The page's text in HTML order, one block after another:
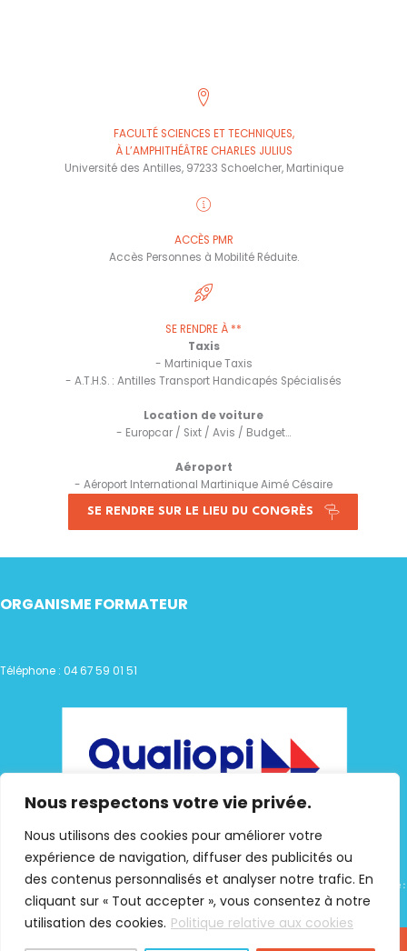
Nous respectons votre vie privée.
Nous utilisons des cookies pour améliorer votre
expérience de navigation, diffuser des publicités ou
des contenus personnalisés et analyser notre trafic. En
cliquant sur « Tout accepter », vous consentez à notre
utilisation des cookies. Politique relative aux cookies
FACULTÉ SCIENCES ET TECHNIQUES,
À L’AMPHITHÉÂTRE CHARLES JULIUS
Université des Antilles, 97233 Schoelcher, Martinique
ACCÈS PMR
Accès Personnes à Mobilité Réduite.
SE RENDRE À **
Taxis
- Martinique Taxis
- A.T.H.S. : Antilles Transport Handicapés Spécialisés
Location de voiture
- Europcar / Sixt / Avis / Budget...
Aéroport
- Aéroport International Martinique Aimé Césaire
SE RENDRE SUR LE LIEU DU CONGRÈS
ORGANISME FORMATEUR
Téléphone : 04 67 59 01 51